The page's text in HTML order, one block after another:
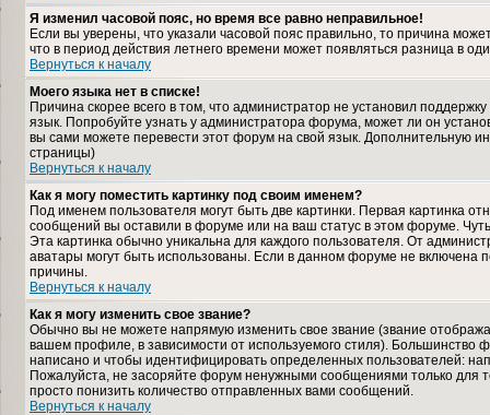
Я изменил часовой пояс, но время все равно неправильное!
Если вы уверены, что указали часовой пояс правильно, то причина
что в период действия летнего времени может появляться разница в
Вернуться к началу
Моего языка нет в списке!
Причина скорее всего в том, что администратор не установил
язык. Попробуйте узнать у администратора форума, может ли он
вы сами можете перевести этот форум на свой язык. Дополнительную
страницы)
Вернуться к началу
Как я могу поместить картинку под своим именем?
Под именем пользователя могут быть две картинки. Первая картинка
сообщений вы оставили в форуме или на ваш статус в этом форуме.
Эта картинка обычно уникальна для каждого пользователя. От
аватары могут быть использованы. Если в данном форуме не включена
причины.
Вернуться к началу
Как я могу изменить свое звание?
Обычно вы не можете напрямую изменить свое звание (звание
вашем профиле, в зависимости от используемого стиля). Большинство
написано и чтобы идентифицировать определенных пользователей:
Пожалуйста, не засоряйте форум ненужными сообщениями только для
просто понизить количество отправленных вами сообщений.
Вернуться к началу